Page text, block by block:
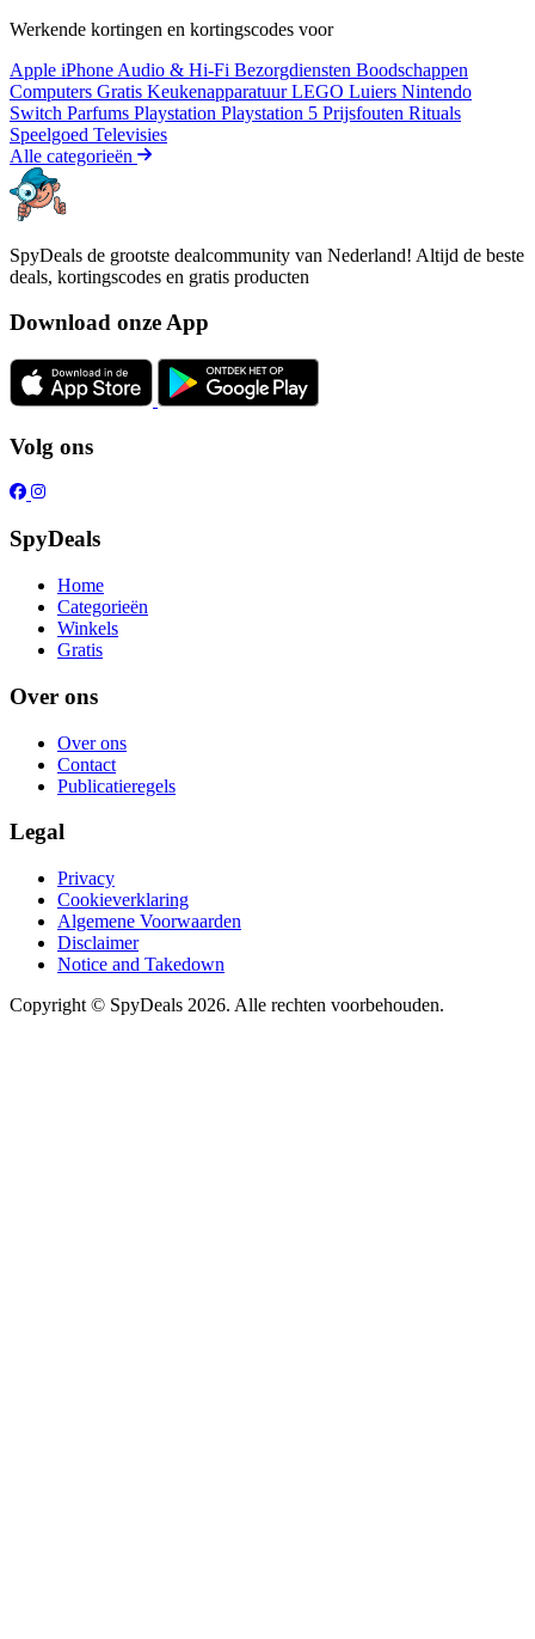
Werkende kortingen en kortingscodes voor
Apple iPhone Audio & Hi-Fi Bezorgdiensten Boodschappen
Computers Gratis KeukenapparatuurLEGO Luiers Nintendo
Switch Parfums Playstation Playstation 5 Prijsfouten Rituals
Speelgoed Televisies
Alle categorieën
SpyDeals de grootste dealcommunity van Nederland! Altijd de beste
deals, kortingscodes en gratis producten
Download onze App
Volg ons
SpyDeals
Home
Categorieën
Winkels
Gratis
Over ons
Over ons
Contact
Publicatieregels
Legal
Privacy
Cookieverklaring
Algemene Voorwaarden
Disclaimer
Notice and Takedown
Copyright © SpyDeals 2026. Alle rechten voorbehouden.